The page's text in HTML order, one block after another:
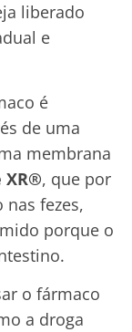
liberado
e
é
de uma
membrana
XR®, que por
fezes,
porque o
o fármaco
a droga